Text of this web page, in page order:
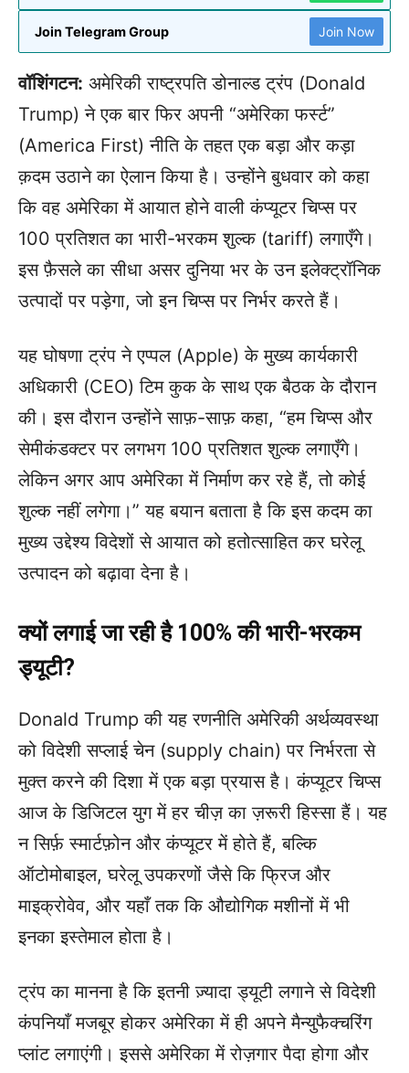
Join Telegram Group Join Now
वॉशिंगटन: अमेरिकी राष्ट्रपति डोनाल्ड ट्रंप (Donald
Trump) ने एक बार फिर अपनी “अमेरिका फर्स्ट”
(America First) नीति के तहत एक बड़ा और कड़ा
क़दम उठाने का ऐलान किया है। उन्होंने बुधवार को कहा
कि वह अमेरिका में आयात होने वाली कंप्यूटर चिप्स पर
100 प्रतिशत का भारी-भरकम शुल्क (tariff) लगाएँगे।
इस फ़ैसले का सीधा असर दुनिया भर के उन इलेक्ट्रॉनिक
उत्पादों पर पड़ेगा, जो इन चिप्स पर निर्भर करते हैं।
यह घोषणा ट्रंप ने एप्पल (Apple) के मुख्य कार्यकारी
अधिकारी (CEO) टिम कुक के साथ एक बैठक के दौरान
की। इस दौरान उन्होंने साफ़-साफ़ कहा, “हम चिप्स और
सेमीकंडक्टर पर लगभग 100 प्रतिशत शुल्क लगाएँगे।
लेकिन अगर आप अमेरिका में निर्माण कर रहे हैं, तो कोई
शुल्क नहीं लगेगा।” यह बयान बताता है कि इस कदम का
मुख्य उद्देश्य विदेशों से आयात को हतोत्साहित कर घरेलू
उत्पादन को बढ़ावा देना है।
क्यों लगाई जा रही है 100% की भारी-भरकम
ड्यूटी?
Donald Trump की यह रणनीति अमेरिकी अर्थव्यवस्था
को विदेशी सप्लाई चेन (supply chain) पर निर्भरता से
मुक्त करने की दिशा में एक बड़ा प्रयास है। कंप्यूटर चिप्स
आज के डिजिटल युग में हर चीज़ का ज़रूरी हिस्सा हैं। यह
न सिर्फ़ स्मार्टफ़ोन और कंप्यूटर में होते हैं, बल्कि
ऑटोमोबाइल, घरेलू उपकरणों जैसे कि फ्रिज और
माइक्रोवेव, और यहाँ तक कि औद्योगिक मशीनों में भी
इनका इस्तेमाल होता है।
ट्रंप का मानना है कि इतनी ज़्यादा ड्यूटी लगाने से विदेशी
कंपनियाँ मजबूर होकर अमेरिका में ही अपने मैन्युफैक्चरिंग
प्लांट लगाएंगी। इससे अमेरिका में रोज़गार पैदा होगा और